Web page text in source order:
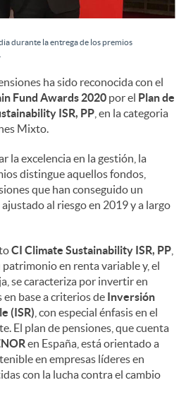
durante la entrega de los premios
ha sido reconocida con el
Fund Awards 2020 por el Plan de
ISR, PP , en la categoria
Mixto.
la excelencia en la gestión, la
distingue aquellos fondos,
que han conseguido un
al riesgo en 2019 y a largo
CI Climate Sustainability ISR, PP
en renta variable y, el
se caracteriza por invertir en
en base a criterios de Inversión
(ISR) , con especial énfasis en el
El plan de pensiones, que cuenta
en España, está orientado a
en empresas líderes en
con la lucha contra el cambio